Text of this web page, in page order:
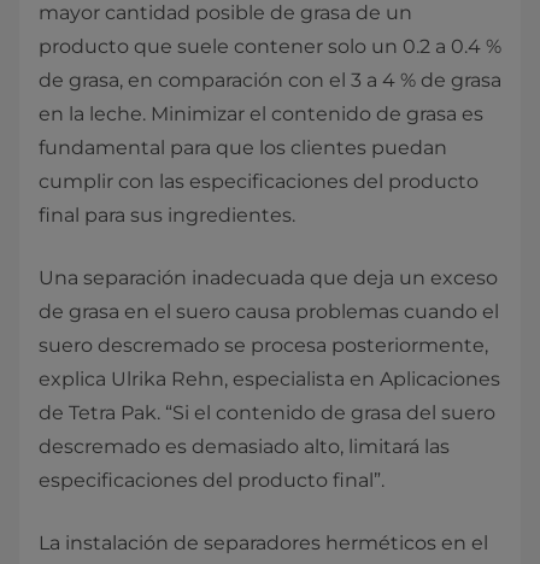
mayor cantidad posible de grasa de un
producto que suele contener solo un 0.2 a 0.4 %
de grasa, en comparación con el 3 a 4 % de grasa
en la leche. Minimizar el contenido de grasa es
fundamental para que los clientes puedan
cumplir con las especificaciones del producto
final para sus ingredientes.
Una separación inadecuada que deja un exceso
de grasa en el suero causa problemas cuando el
suero descremado se procesa posteriormente,
explica Ulrika Rehn, especialista en Aplicaciones
de Tetra Pak. “Si el contenido de grasa del suero
descremado es demasiado alto, limitará las
especificaciones del producto final”.
La instalación de separadores herméticos en el